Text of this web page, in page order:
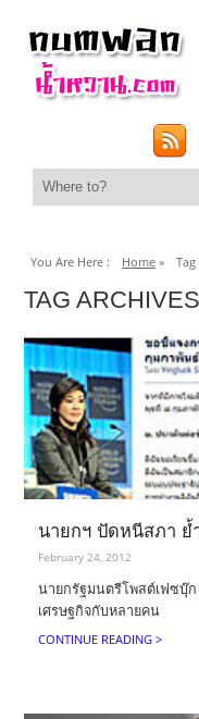
You Are Here : Home» Tag
TAG
นายกฯ ปัดหนีสภา
February 24, 2012
นายกรัฐมนตรีโพสต์เฟซบุ๊
เศรษฐกิจกับหลายคน
CONTINUE READING >